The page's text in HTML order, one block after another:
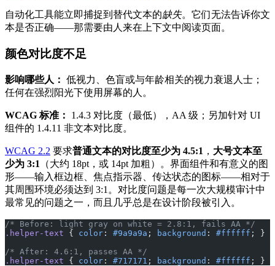
自动化工具能立即捕捉到替代文本的缺失。它们无法告诉你文
本是否正确——那需要由人来在上下文中阅读页面。
颜色对比度不足
影响哪些人： 低视力、色盲或与年龄相关的视力衰退人士；
任何在强烈阳光下使用屏幕的人。
WCAG 标准：
1.4.3 对比度（最低），AA 级；另加针对 UI
组件的 1.4.11 非文本对比度。
WCAG 2.2 要求普通文本的对比度至少为 4.5:1 ， 大号文本至
少为 3:1
（大约 18pt，或 14pt 加粗）。界面组件和有意义的图
形——输入框边框、焦点指示器、传达状态的图标——相对于
其周围环境必须达到 3:1。对比度问题是每一次大规模审计中
最常见的问题之一，而且几乎总是在设计阶段被引入。
/* Before: light gray on white = 2.8:1, fails AA */
.helper-text { color : #9a9a9a ; background : #ffffff ; }
/* After: 4.6:1, passes AA */
.helper-text { color : #717171 ; background : #ffffff ; }